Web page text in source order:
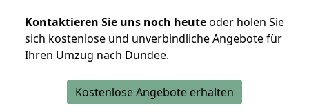
Kontaktieren Sie uns noch heuteoder holen Sie
sich kostenlose und unverbindliche Angebote für
Ihren Umzug nach Dundee.
Kostenlose Angebote erhalten